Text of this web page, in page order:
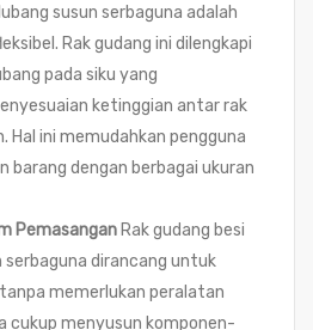
susun serbaguna adalah
Rak gudang ini dilengkapi
pada siku yang
ketinggian antar rak
Hal ini memudahkan pengguna
barang dengan berbagai ukuran
Pemasangan Rak gudang besi
serbaguna dirancang untuk
memerlukan peralatan
cukup menyusun komponen-